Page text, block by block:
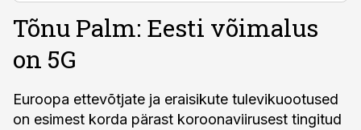
Tõnu Palm: Eesti võimalus
on 5G
Euroopa ettevõtjate ja eraisikute tulevikuootused
on esimest korda pärast koroonaviirusest tingitud